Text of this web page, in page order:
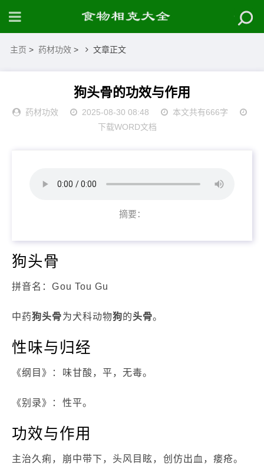
主页 > 药材功效 > 文章正文
狗头骨的功效与作用
药材功效 2025-08-30 08:48
本文共有666字
下载WORD文档
摘要：
狗头骨
拼音名：Gou Tou Gu
中药狗头骨为犬科动物狗的头骨。
性味与归经
《纲目》：味甘酸，平，无毒。
《别录》：性平。
功效与作用
主治久痢，崩中带下，头风目眩，创仿出血，瘘疮。